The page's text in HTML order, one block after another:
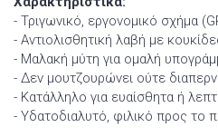
- Τριγωνικό, εργονομικό σχήμα
- Αντιολισθητική λαβή με
- Μαλακή μύτη για ομαλή
- Δεν μουτζουρώνει ούτε
- Κατάλληλο για ευαίσθητα ή
- Υδατοδιαλυτό, φιλικό προς το